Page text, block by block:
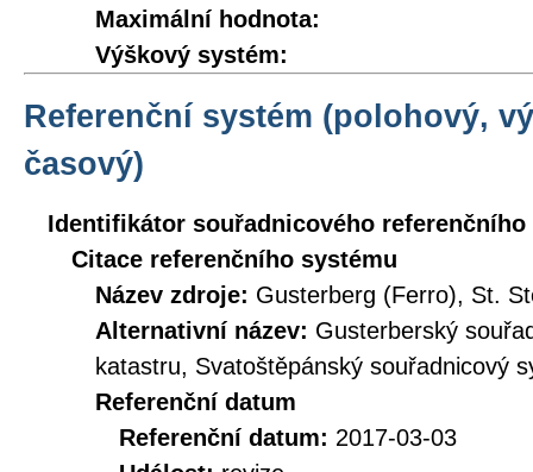
Maximální hodnota:
Výškový systém:
Referenční systém (polohový,
časový)
Identifikátor souřadnicového referenčního
Citace referenčního systému
Název zdroje: Gusterberg (Ferro), St.
Alternativní název: Gusterberský
katastru, Svatoštěpánský souřadnicový
Referenční datum
Referenční datum: 2017-03-03